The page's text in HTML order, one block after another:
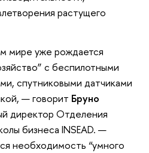
растущего
мире уже рождается
с беспилотными
спутниковыми датчиками
— говорит Бруно
директор Отделения
бизнеса INSEAD. —
необходимость “умного